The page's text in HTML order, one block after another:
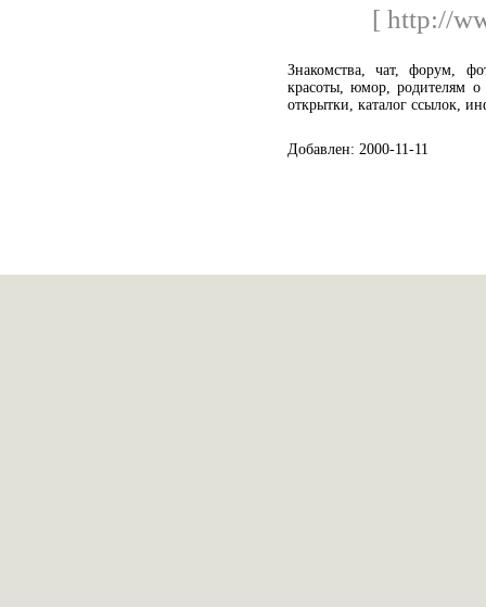
[ http://
Знакомства, чат, форум,
красоты, юмор, родителям
открытки, каталог ссылок,
Добавлен: 2000-11-11